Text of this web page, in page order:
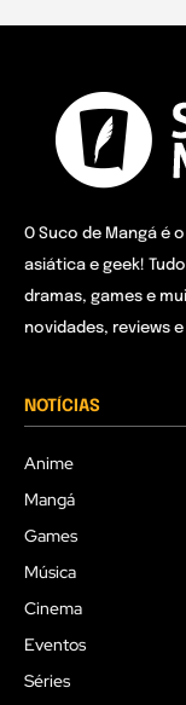
O Suco de Mangá é
asiática e geek!
dramas, games e
novidades, reviews
NOTÍCIAS
Anime
Mangá
Games
Música
Cinema
Eventos
Séries